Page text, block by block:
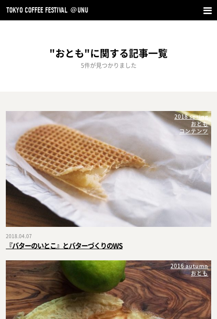
TOKYO COFFEE FESTIVAL ＠UNU
"おとも"に関する記事一覧
5件が見つかりました
2018.04.07
『バターのいとこ』とバターづくりのWS
2018 spring
おとも
コンテンツ
2016 autumn
おとも